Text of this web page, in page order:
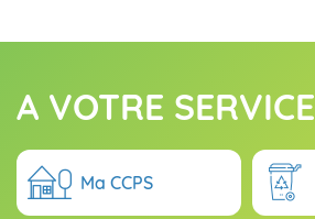
A VOTRE SERVICE
Ma CCPS